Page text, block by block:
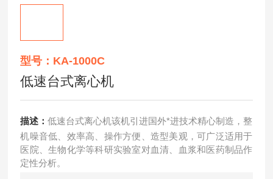
型号：KA-1000C
低速台式离心机
描述：低速台式离心机该机引进国外*进技术精心制造，整
机噪音低、效率高、操作方便、造型美观，可广泛适用于
医院、生物化学等科研实验室对血清、血浆和医药制品作
定性分析。